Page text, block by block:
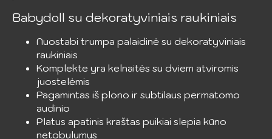
Babydoll su dekoratyviniais raukiniais
Nuostabi trumpa palaidinė su dekoratyviniais
raukiniais
Komplekte yra kelnaitės su dviem atviromis
juostelėmis
Pagamintas iš plono ir subtilaus permatomo
audinio
Platus apatinis kraštas puikiai slepia kūno
netobulumus